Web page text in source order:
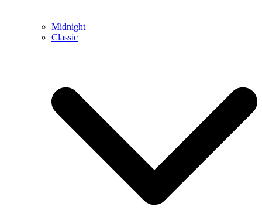
Midnight
Classic